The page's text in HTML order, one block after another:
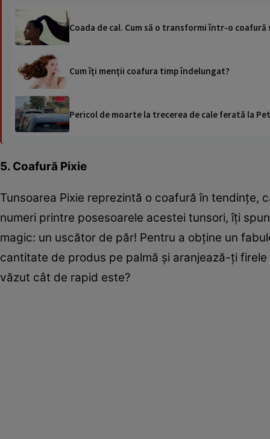
Coada de cal. Cum să o transformi într-o coafură
Cum îţi menţii coafura timp îndelungat?
Pericol de moarte la trecerea de cale ferată la
5. Coafură Pixie
Tunsoarea Pixie reprezintă o coafură în tendinţe,
numeri printre posesoarele acestei tunsori, îţi
magic: un uscător de păr! Pentru a obţine un
cantitate de produs pe palmă şi aranjează-ţi
văzut cât de rapid este?